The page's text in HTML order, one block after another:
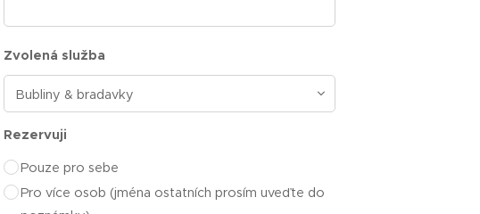
Zvolená služba
Rezervuji
Pouze pro sebe
Pro více osob (jména ostatních prosím uveďte do